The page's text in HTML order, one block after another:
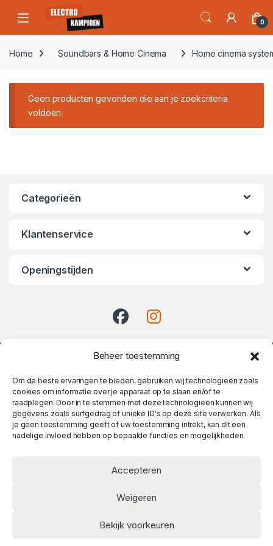
Beheer toestemming
Om de beste ervaringen te bieden, gebruiken wij technologieën zoals
cookies om informatie over je apparaat op te slaan en/of te
raadplegen. Door in te stemmen met deze technologieën kunnen wij
gegevens zoals surfgedrag of unieke ID's op deze site verwerken. Als
je geen toestemming geeft of uw toestemming intrekt, kan dit een
nadelige invloed hebben op bepaalde functies en mogelijkheden.
Accepteren
Weigeren
Bekijk voorkeuren
Skip to navigation
Skip to content
Open 0
Home Soundbars & Home Cinema Home cinema
Geen producten gevonden die aan je zoekcriteria
voldoen.
Categorieën
Klantenservice
Openingstijden
Heeft u vragen? Twijfel niet
en bel meteen!